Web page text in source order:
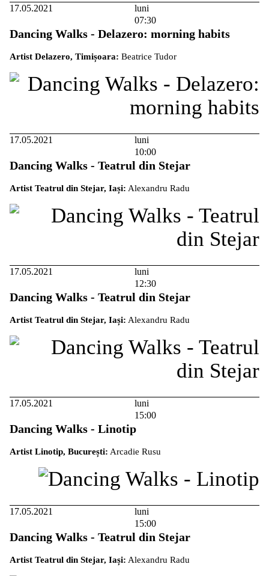
17.05.2021
luni
07:30
Dancing Walks - Delazero: morning habits
Artist Delazero, Timișoara: Beatrice Tudor
17.05.2021
luni
10:00
Dancing Walks - Teatrul din Stejar
Artist Teatrul din Stejar, Iași: Alexandru Radu
17.05.2021
luni
12:30
Dancing Walks - Teatrul din Stejar
Artist Teatrul din Stejar, Iași: Alexandru Radu
17.05.2021
luni
15:00
Dancing Walks - Linotip
Artist Linotip, București: Arcadie Rusu
17.05.2021
luni
15:00
Dancing Walks - Teatrul din Stejar
Artist Teatrul din Stejar, Iași: Alexandru Radu